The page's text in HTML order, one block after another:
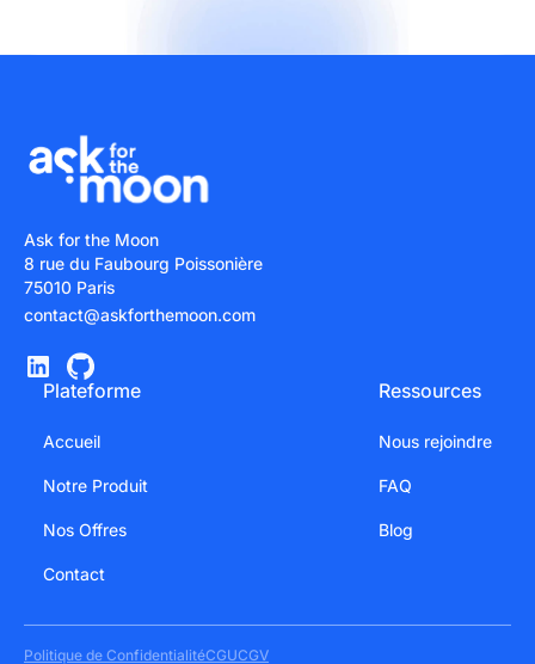
Ask for the Moon
8 rue du Faubourg Poissonière
75010 Paris
contact@askforthemoon.com
Plateforme
Accueil
Notre Produit
Nos Offres
Contact
Ressources
Nous rejoindre
FAQ
Blog
Politique de ConfidentialitéCGUCGV